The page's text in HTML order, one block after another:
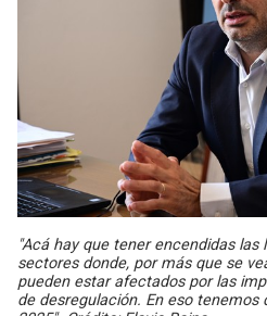
"Acá hay que tener encendidas las
sectores donde, por más que se
pueden estar afectados por las
de desregulación. En eso